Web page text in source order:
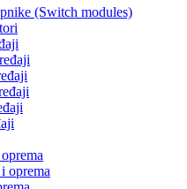
(Switch modules)
oprema